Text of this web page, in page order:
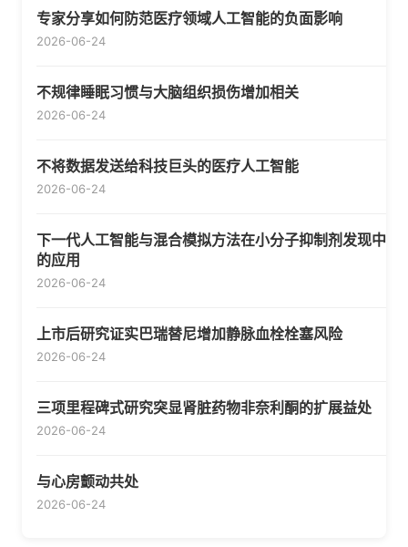
专家分享如何防范医疗领域人工智能的负面影响
2026-06-24
不规律睡眠习惯与大脑组织损伤增加相关
2026-06-24
不将数据发送给科技巨头的医疗人工智能
2026-06-24
下一代人工智能与混合模拟方法在小分子抑制剂发现中
的应用
2026-06-24
上市后研究证实巴瑞替尼增加静脉血栓栓塞风险
2026-06-24
三项里程碑式研究突显肾脏药物非奈利酮的扩展益处
2026-06-24
与心房颤动共处
2026-06-24